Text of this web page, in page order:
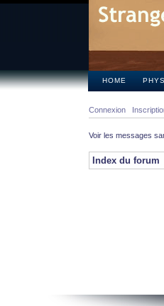
HOME
Connexion
Voir les messages
Index du forum